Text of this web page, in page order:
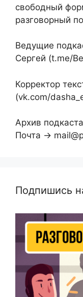
свободный
разговорный
Ведущие
Сергей (t.me/
Корректор
(vk.com/
Архив
Почта →
Подпишись